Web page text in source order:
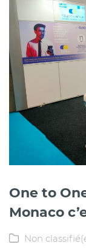
One to
Monaco
Non